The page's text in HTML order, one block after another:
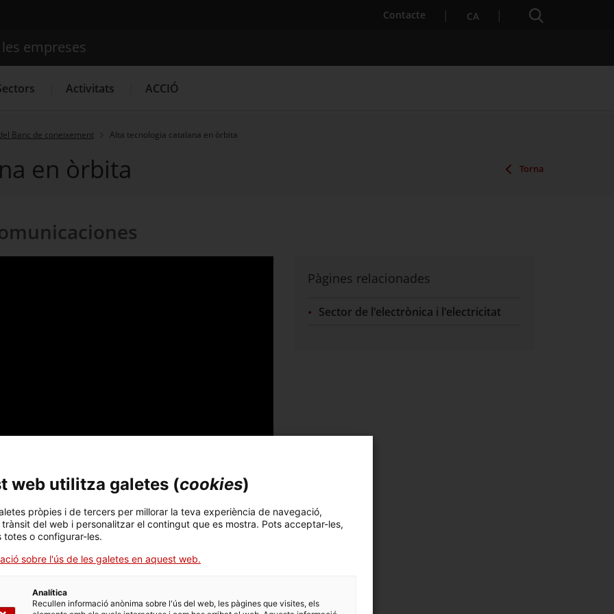
Contacte . Obre en una nova finestra.
CA Cercador
Cercador
d'innovació Convocatòries d'ajuts obertes
empreses
Activitats ACCIÓ
Banc de coneixement Alta tecnologia catalana en òrbita
en òrbita Torna
portes del mercat comercial de satèl·lits. En
sensors i la seva aplicació desenvolupada per
Pàgines relacionades
Sector de l'electrònica i l'electricitat
web utilitza galetes (cookies)
pròpies i de tercers per millorar la teva experiència de navegació,
del web i personalitzar el contingut que es mostra. Pots acceptar-les,
totes o configurar-les.
sobre l'ús de les galetes en aquest web.
Analítica
Recullen informació anònima sobre l'ús del web, les pàgines que visites, els